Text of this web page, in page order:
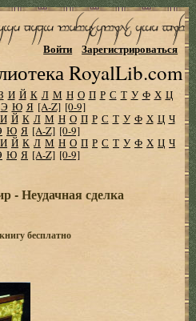
RoyalLib.com
Войти Зарегистрироваться
И Й К Л М Н О П Р С Т У Ф Х Ц
Э Ю Я [A-Z] [0-9]
И Й К Л М Н О П Р С Т У Ф Х Ц Ч
Ю Я [A-Z] [0-9]
И Й К Л М Н О П Р С Т У Ф Х Ц Ч
Ю Я [A-Z] [0-9]
- Неудачная сделка
бесплатно